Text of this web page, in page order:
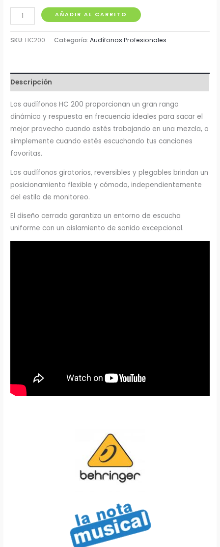
Audífonos
Behringer
HC200
AÑADIR AL CARRITO
SKU: HC200 Categoría:Audífonos Profesionales
Descripción
Los audífonos HC 200 proporcionan un gran rango
dinámico y respuesta en frecuencia ideales para sacar el
mejor provecho cuando estés trabajando en una mezcla, o
simplemente cuando estés escuchando tus canciones
favoritas.
Los audífonos giratorios, reversibles y plegables brindan un
posicionamiento flexible y cómodo, independientemente
del estilo de monitoreo.
El diseño cerrado garantiza un entorno de escucha
uniforme con un aislamiento de sonido excepcional.